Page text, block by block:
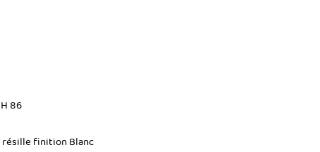
86
résille finition Blanc